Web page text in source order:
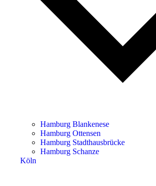
Hamburg Blankenese
Hamburg Ottensen
Hamburg Stadthausbrücke
Hamburg Schanze
Köln